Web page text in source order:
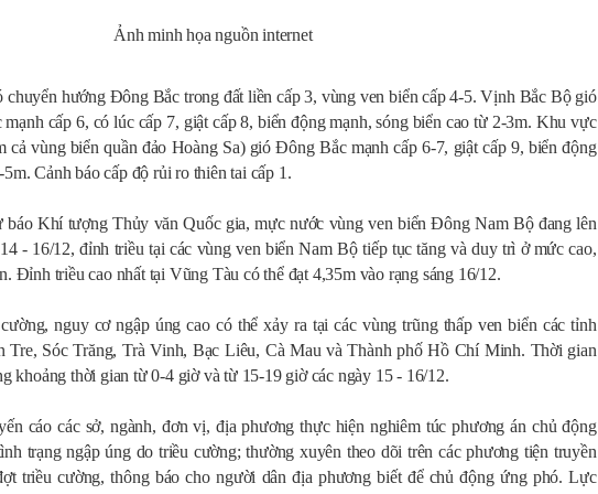
Ảnh minh họa nguồn internet
chuyển hướng Đông Bắc trong đất liền cấp 3, vùng ven biển cấp 4-5. Vịnh Bắc Bộ gió
cấp 6, có lúc cấp 7, giật cấp 8, biển động mạnh, sóng biển cao từ 2-3m. Khu vực
vùng biển quần đảo Hoàng Sa) gió Đông Bắc mạnh cấp 6-7, giật cấp 9, biển động
Cảnh báo cấp độ rủi ro thiên tai cấp 1.
báo Khí tượng Thủy văn Quốc gia, mực nước vùng ven biển Đông Nam Bộ đang lên
- 16/12, đỉnh triều tại các vùng ven biển Nam Bộ tiếp tục tăng và duy trì ở mức cao,
Đỉnh triều cao nhất tại Vũng Tàu có thể đạt 4,35m vào rạng sáng 16/12.
nguy cơ ngập úng cao có thể xảy ra tại các vùng trũng thấp ven biển các tỉnh
Sóc Trăng, Trà Vinh, Bạc Liêu, Cà Mau và Thành phố Hồ Chí Minh. Thời gian
khoảng thời gian từ 0-4 giờ và từ 15-19 giờ các ngày 15 - 16/12.
cáo các sở, ngành, đơn vị, địa phương thực hiện nghiêm túc phương án chủ động
trạng ngập úng do triều cường; thường xuyên theo dõi trên các phương tiện truyền
triều cường, thông báo cho người dân địa phương biết để chủ động ứng phó. Lực